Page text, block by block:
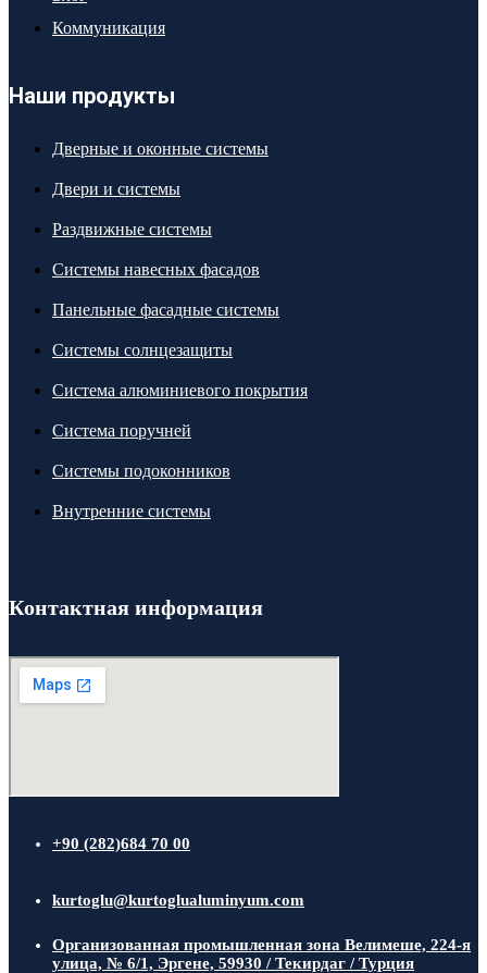
Коммуникация
Наши продукты
Дверные и оконные системы
Двери и системы
Раздвижные системы
Системы навесных фасадов
Панельные фасадные системы
Системы солнцезащиты
Система алюминиевого покрытия
Система поручней
Системы подоконников
Внутренние системы
Контактная информация
+90 (282)684 70 00
kurtoglu@kurtoglualuminyum.com
Организованная промышленная зона Велимеше, 224-я
улица, № 6/1, Эргене, 59930 / Текирдаг / Турция